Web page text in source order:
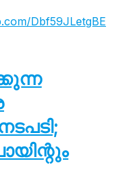
Dbf59JLetgBE